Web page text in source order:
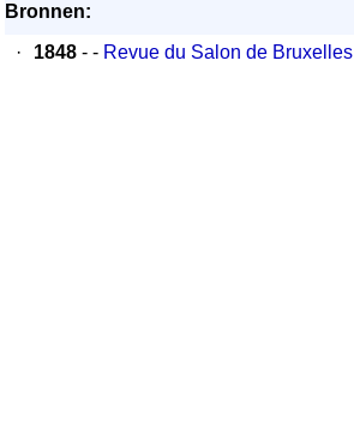
Bronnen:
·
1848 - - Revue du Salon de Bruxelles